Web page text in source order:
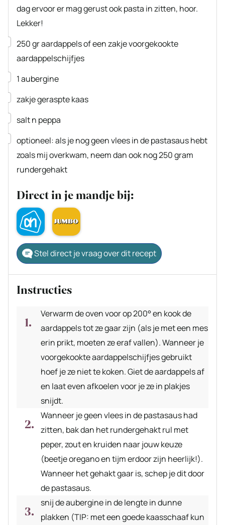
dag ervoorer mag gerust ook pasta in zitten, hoor.
Lekker!
▢
250graardappelsof een zakje voorgekookte
aardappelschijfjes
▢
1aubergine
▢
zakje geraspte kaas
▢
salt n peppa
▢
optioneel: als je nog geen vlees in de pastasaus hebt
zoals mij overkwam, neem dan ook nog 250 gram
rundergehakt
Direct in je mandje bij:
Stel direct je vraag over dit recept
Instructies
Verwarm de oven voor op 200° en kook de
aardappels tot ze gaar zijn (als je met een mes
erin prikt, moeten ze eraf vallen). Wanneer je
voorgekookte aardappelschijfjes gebruikt
hoef je ze niet te koken. Giet de aardappels af
en laat even afkoelen voor je ze in plakjes
snijdt.
Wanneer je geen vlees in de pastasaus had
zitten, bak dan het rundergehakt rul met
peper, zout en kruiden naar jouw keuze
(beetje oregano en tijm erdoor zijn heerlijk!).
Wanneer het gehakt gaar is, schep je dit door
de pastasaus.
snij de aubergine in de lengte in dunne
plakken (TIP: met een goede kaasschaaf kun